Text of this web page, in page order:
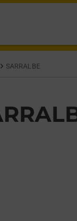
SARRALBE
SARRALBE,